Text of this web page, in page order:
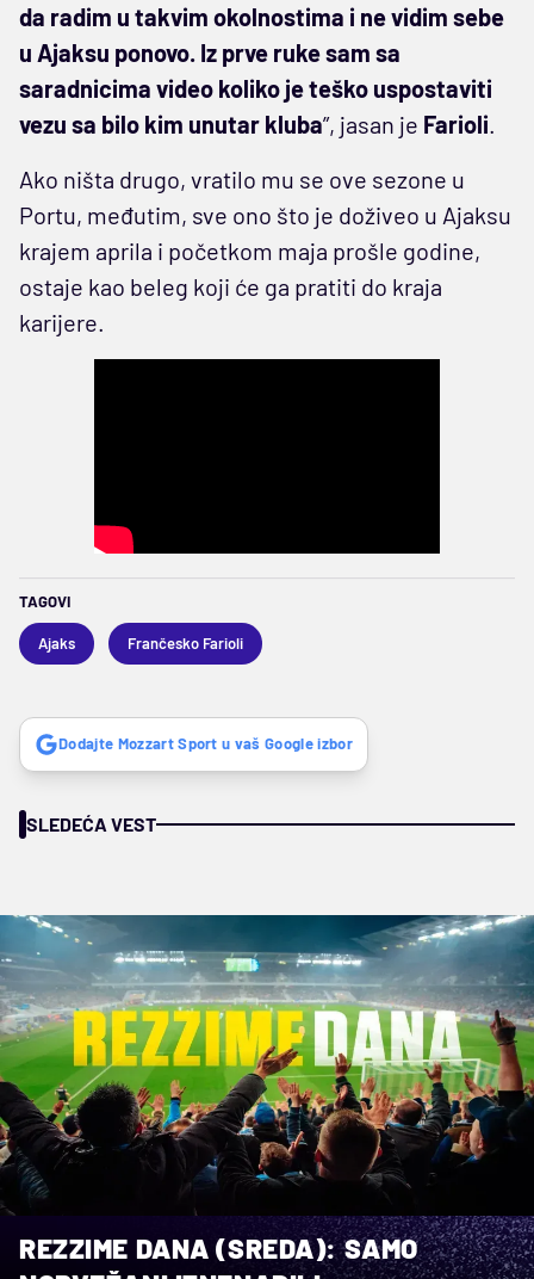
da radim u takvim okolnostima i ne vidim sebe
u Ajaksu ponovo. Iz prve ruke sam sa
saradnicima video koliko je teško uspostaviti
vezu sa bilo kim unutar kluba”, jasan je Farioli.
Ako ništa drugo, vratilo mu se ove sezone u
Portu, međutim, sve ono što je doživeo u Ajaksu
krajem aprila i početkom maja prošle godine,
ostaje kao beleg koji će ga pratiti do kraja
karijere.
TAGOVI
Ajaks Frančesko Farioli
Dodajte Mozzart Sport u vaš Google izbor
SLEDEĆA VEST
REZZIME DANA (SREDA): SAMO